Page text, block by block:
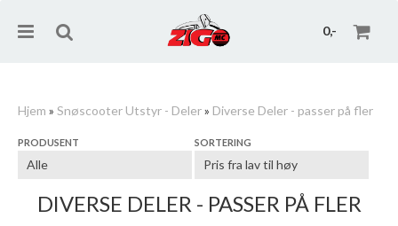
0,-
Hjem » Snøscooter Utstyr - Deler» Diverse Deler - passer på fler
PRODUSENT SORTERING
DIVERSE DELER - PASSER PÅ FLER
Trykk ENTER for å søke